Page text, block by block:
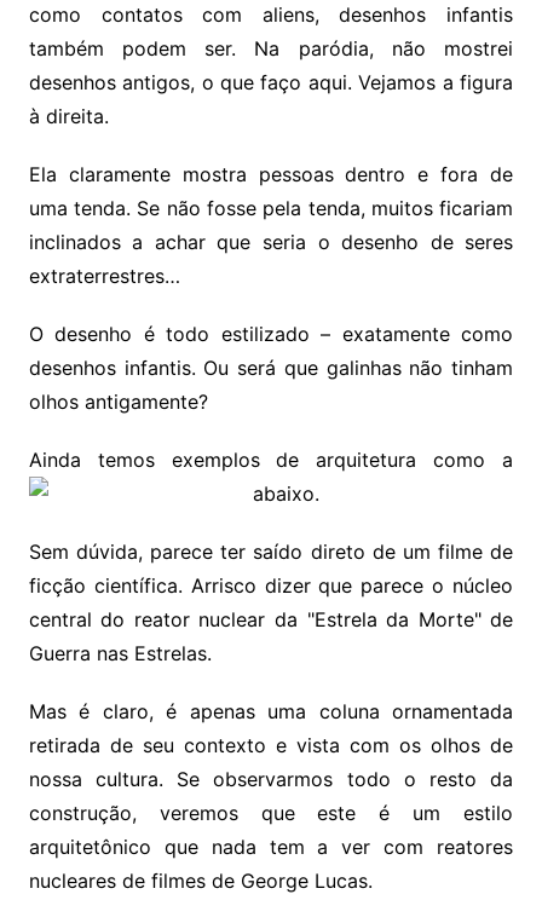
como contatos com aliens, desenhos infantis
também podem ser. Na paródia, não mostrei
desenhos antigos, o que faço aqui. Vejamos a figura
à direita.
Ela claramente mostra pessoas dentro e fora de
uma tenda. Se não fosse pela tenda, muitos ficariam
inclinados a achar que seria o desenho de seres
extraterrestres…
O desenho é todo estilizado – exatamente como
desenhos infantis. Ou será que galinhas não tinham
olhos antigamente?
Ainda temos exemplos de arquitetura como a
abaixo.
Sem dúvida, parece ter saído direto de um filme de
ficção científica. Arrisco dizer que parece o núcleo
central do reator nuclear da "Estrela da Morte" de
Guerra nas Estrelas.
Mas é claro, é apenas uma coluna ornamentada
retirada de seu contexto e vista com os olhos de
nossa cultura. Se observarmos todo o resto da
construção, veremos que este é um estilo
arquitetônico que nada tem a ver com reatores
nucleares de filmes de George Lucas.